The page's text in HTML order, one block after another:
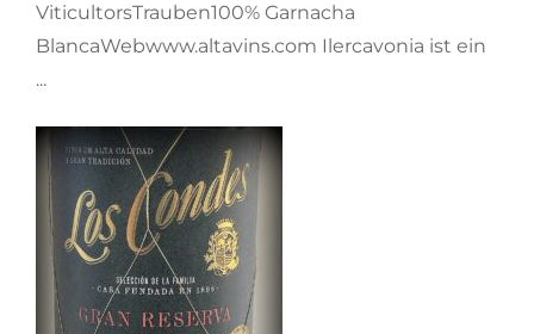
ViticultorsTrauben100% Garnacha
BlancaWebwww.altavins.com Ilercavonia ist ein
...